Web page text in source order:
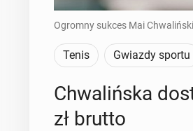
Ogromny sukces Mai
Tenis Gwiazdy sportu
Chwa­liń­ska
zł brutto